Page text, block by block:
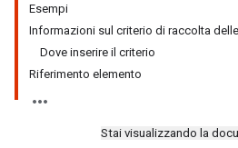
Esempi
Informazioni sul criterio di raccolta
Dove inserire il criterio
Riferimento elemento
Stai visualizzando la